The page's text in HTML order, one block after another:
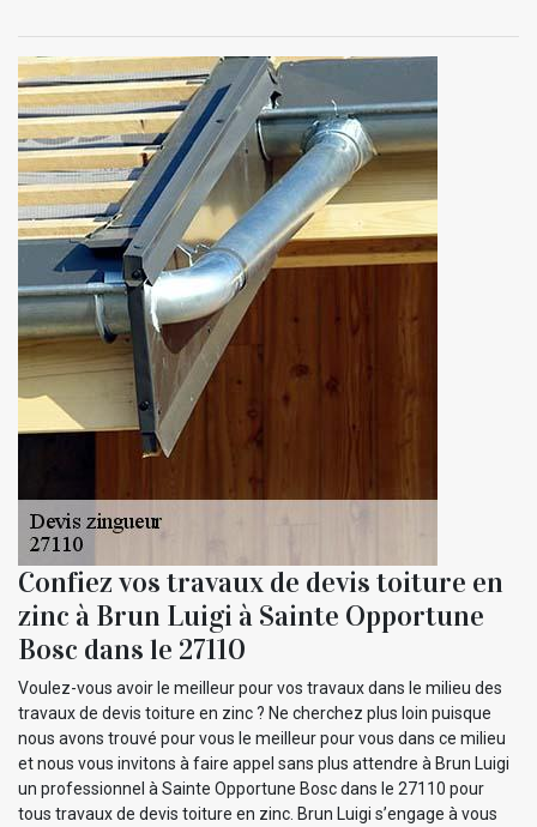
Confiez vos travaux de devis toiture en
zinc à Brun Luigi à Sainte Opportune
Bosc dans le 27110
Voulez-vous avoir le meilleur pour vos travaux dans le milieu des
travaux de devis toiture en zinc ? Ne cherchez plus loin puisque
nous avons trouvé pour vous le meilleur pour vous dans ce milieu
et nous vous invitons à faire appel sans plus attendre à Brun Luigi
un professionnel à Sainte Opportune Bosc dans le 27110 pour
tous travaux de devis toiture en zinc. Brun Luigi s’engage à vous